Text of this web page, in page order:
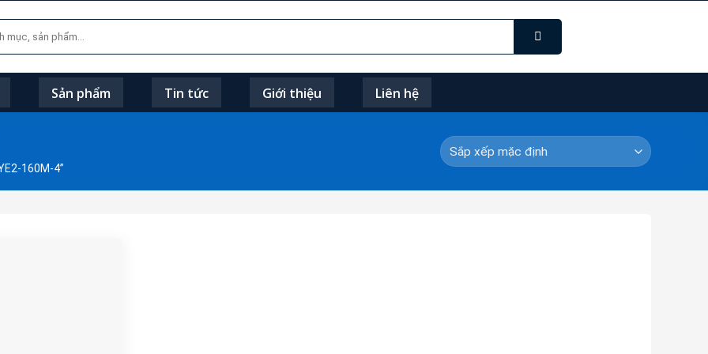
Sản phẩm Tin tức Giới thiệu Liên hệ
160M-4”